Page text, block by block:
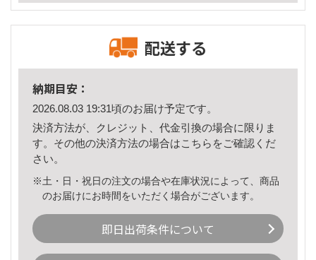
配送する
納期目安：
2026.08.03 19:31頃のお届け予定です。
決済方法が、クレジット、代金引換の場合に限りま
す。その他の決済方法の場合はこちら をご確認くだ
さい。
※土・日・祝日の注文の場合や在庫状況によって、商品
のお届けにお時間をいただく場合がございます。
即日出荷条件について